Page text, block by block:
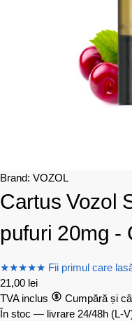
Brand: VOZOL
Cartus Vozol
pufuri 20mg -
★★★★★ Fii primul care
21,00 lei
TVA inclus
Cumpără și
În stoc — livrare 24/48h (L-